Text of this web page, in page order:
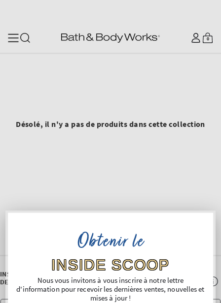
connecter
Panier
0
0
articles
Désolé, il n'y a pas de produits dans cette collection
INSCRIVEZ-VOUS À NOTRE NEWSLETTER ET BÉNÉFICIEZ DE 10 %
DE RÉDUCTION* SUR VOTRE PREMIER ACHAT.
Obtenir le
INSIDE SCOOP
Nous vous invitons à vous inscrire à notre lettre
d'information pour recevoir les dernières ventes, nouvelles et
mises à jour !